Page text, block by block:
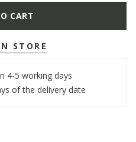
CART
STORE
4-5 working days
of the delivery date